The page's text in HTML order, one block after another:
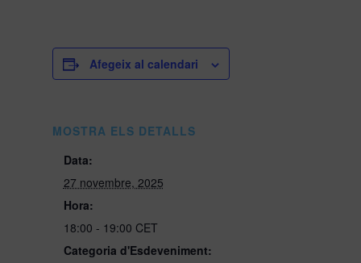
Afegeix al calendari
MOSTRA ELS DETALLS
Data:
27 novembre, 2025
Hora:
18:00 - 19:00 CET
Categoria d'Esdeveniment: